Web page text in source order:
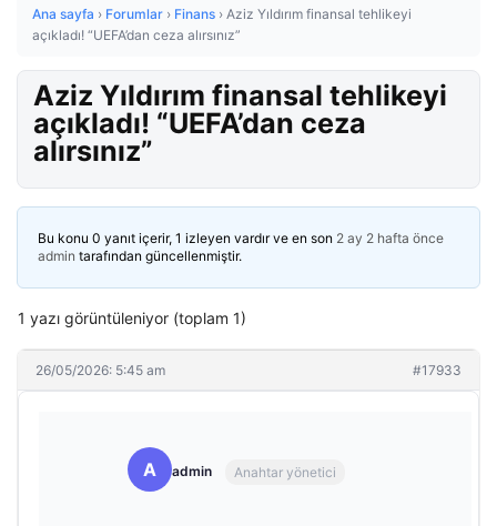
Ana sayfa › Forumlar › Finans › Aziz Yıldırım finansal tehlikeyi
açıkladı! “UEFA’dan ceza alırsınız”
Aziz Yıldırım finansal tehlikeyi
açıkladı! “UEFA’dan ceza
alırsınız”
Bu konu 0 yanıt içerir, 1 izleyen vardır ve en son 2 ay 2 hafta önce
admin tarafından güncellenmiştir.
1 yazı görüntüleniyor (toplam 1)
26/05/2026: 5:45 am #17933
A admin Anahtar yönetici